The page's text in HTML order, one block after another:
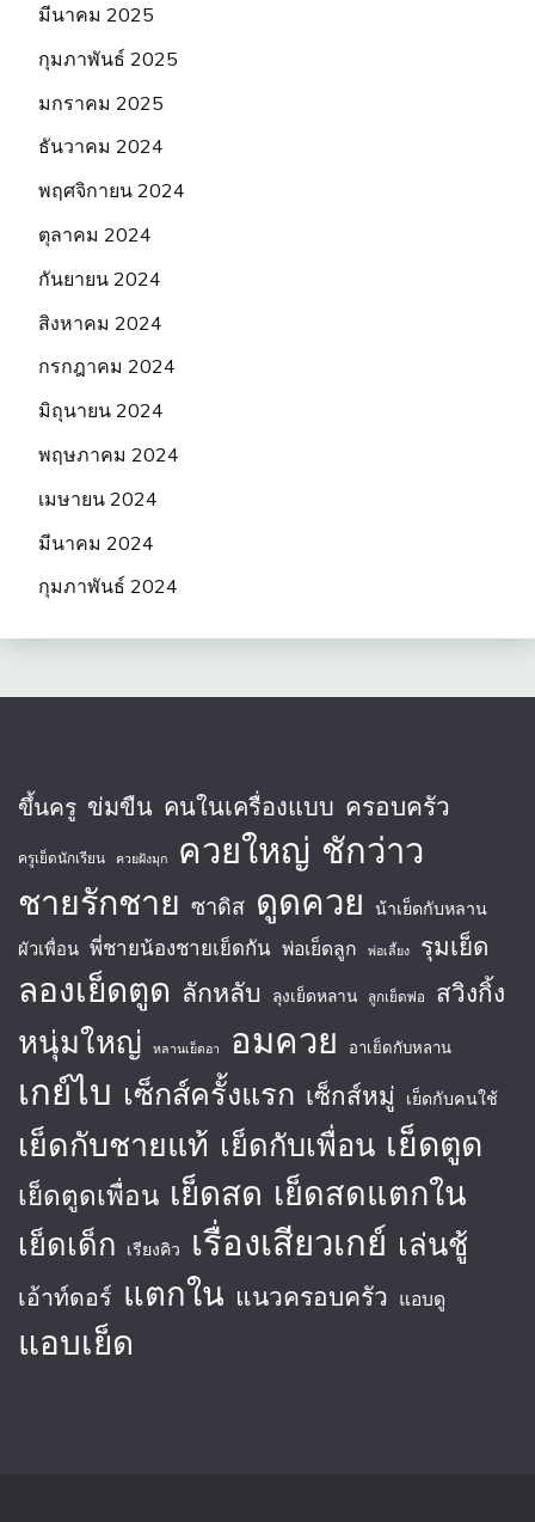
มีนาคม 2025
กุมภาพันธ์ 2025
มกราคม 2025
ธันวาคม 2024
พฤศจิกายน 2024
ตุลาคม 2024
กันยายน 2024
สิงหาคม 2024
กรกฎาคม 2024
มิถุนายน 2024
พฤษภาคม 2024
เมษายน 2024
มีนาคม 2024
กุมภาพันธ์ 2024
ขึ้นครู ข่มขืน คนในเครื่องแบบ ครอบครัว
ครูเย็ดนักเรียน ควยฝังมุก ควยใหญ่ ชักว่าว
ชายรักชาย ซาดิส ดูดควย น้าเย็ดกับหลาน
ผัวเพื่อน พี่ชายน้องชายเย็ดกัน พ่อเย็ดลูก พ่อเลี้ยง รุมเย็ด
ลองเย็ดตูด ลักหลับ ลุงเย็ดหลาน ลูกเย็ดพ่อ สวิงกิ้ง
หนุ่มใหญ่ หลานเย็ดอา อมควย อาเย็ดกับหลาน
เกย์ไบ เซ็กส์ครั้งแรก เซ็กส์หมู่ เย็ดกับคนใช้
เย็ดกับชายแท้ เย็ดกับเพื่อน เย็ดตูด
เย็ดตูดเพื่อน เย็ดสด เย็ดสดแตกใน
เย็ดเด็ก เรียงคิว เรื่องเสียวเกย์ เล่นชู้
เอ้าท์ดอร์ แตกใน แนวครอบครัว แอบดู
แอบเย็ด